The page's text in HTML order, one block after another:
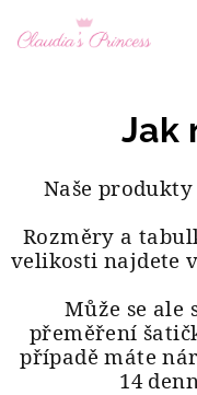
obsah
Jak
Naše
Rozměry a
velikosti najdete
Může se ale
přeměření
případě máte
14